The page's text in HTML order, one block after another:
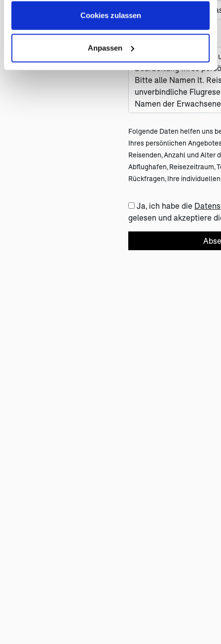
Cookies zulassen
Anpassen
Folgende Daten helfen uns
Ihres persönlichen
Reisenden, Anzahl und Alter
Abflughafen, Reisezeitraum,
Rückfragen, Ihre
Ja, ich habe die
gelesen und akzeptiere